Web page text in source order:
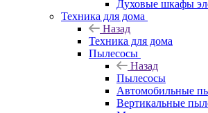
Духовые шкафы
Техника для дома
Назад
Техника для дома
Пылесосы
Назад
Пылесосы
Автомобильные
Вертикальные